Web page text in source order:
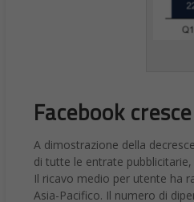
Facebook
A dimostrazione della
di tutte le entrate
Il ricavo medio per utente ha
Asia-Pacifico. Il numero di